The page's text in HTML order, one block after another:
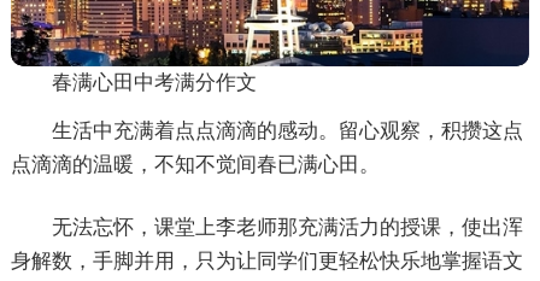
春满心田中考满分作文
生活中充满着点点滴滴的感动。留心观察，积攒这点
点滴滴的温暖，不知不觉间春已满心田。
无法忘怀，课堂上李老师那充满活力的授课，使出浑
身解数，手脚并用，只为让同学们更轻松快乐地掌握语文